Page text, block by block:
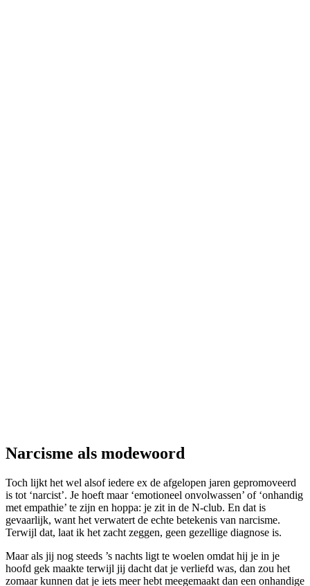
Narcisme als modewoord
Toch lijkt het wel alsof iedere ex de afgelopen jaren gepromoveerd
is tot ‘narcist’. Je hoeft maar ‘emotioneel onvolwassen’ of ‘onhandig
met empathie’ te zijn en hoppa: je zit in de N-club. En dat is
gevaarlijk, want het verwatert de echte betekenis van narcisme.
Terwijl dat, laat ik het zacht zeggen, geen gezellige diagnose is.
Maar als jij nog steeds ’s nachts ligt te woelen omdat hij je in je
hoofd gek maakte terwijl jij dacht dat je verliefd was, dan zou het
zomaar kunnen dat je iets meer hebt meegemaakt dan een onhandige